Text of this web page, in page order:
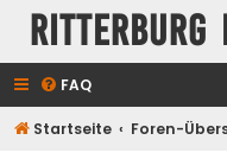
Ritterburg
FAQ
Startseite Foren-